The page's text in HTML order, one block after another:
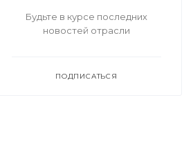
Будьте в курсе последних
новостей отрасли
ПОДПИСАТЬСЯ